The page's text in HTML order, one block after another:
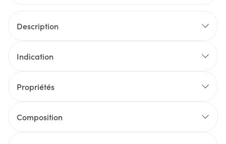
Description
Indication
Propriétés
Composition